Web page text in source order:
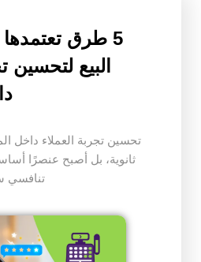
5 طرق
البيع لتحسين
تحسين تجربة العملاء داخل
ثانوية، بل أصبح عنصرًا
تنافسي